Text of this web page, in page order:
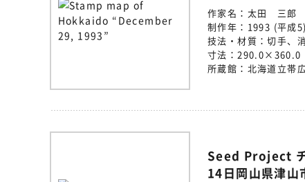
作家名： 太田 三郎
制作年： 1993 (平成5)
技法・材質：切手、
寸法：290.0×360.0
所蔵館： 北海道立帯
Seed Project
14日岡山県津山